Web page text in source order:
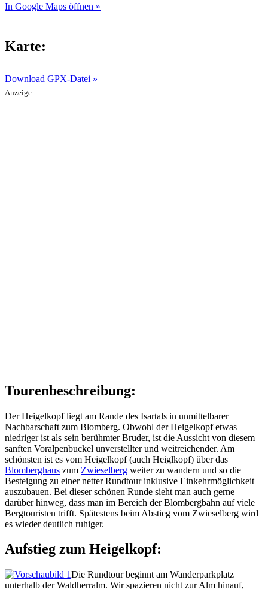
In Google Maps öffnen »
Karte:
Download GPX-Datei »
Anzeige
Tourenbeschreibung:
Der Heigelkopf liegt am Rande des Isartals in unmittelbarer
Nachbarschaft zum Blomberg. Obwohl der Heigelkopf etwas
niedriger ist als sein berühmter Bruder, ist die Aussicht von diesem
sanften Voralpenbuckel unverstellter und weitreichender. Am
schönsten ist es vom Heigelkopf (auch Heiglkopf) über das
Blomberghaus zum Zwieselberg weiter zu wandern und so die
Besteigung zu einer netter Rundtour inklusive Einkehrmöglichkeit
auszubauen. Bei dieser schönen Runde sieht man auch gerne
darüber hinweg, dass man im Bereich der Blombergbahn auf viele
Bergtouristen trifft. Spätestens beim Abstieg vom Zwieselberg wird
es wieder deutlich ruhiger.
Aufstieg zum Heigelkopf:
Die Rundtour beginnt am Wanderparkplatz
unterhalb der Waldherralm. Wir spazieren nicht zur Alm hinauf,